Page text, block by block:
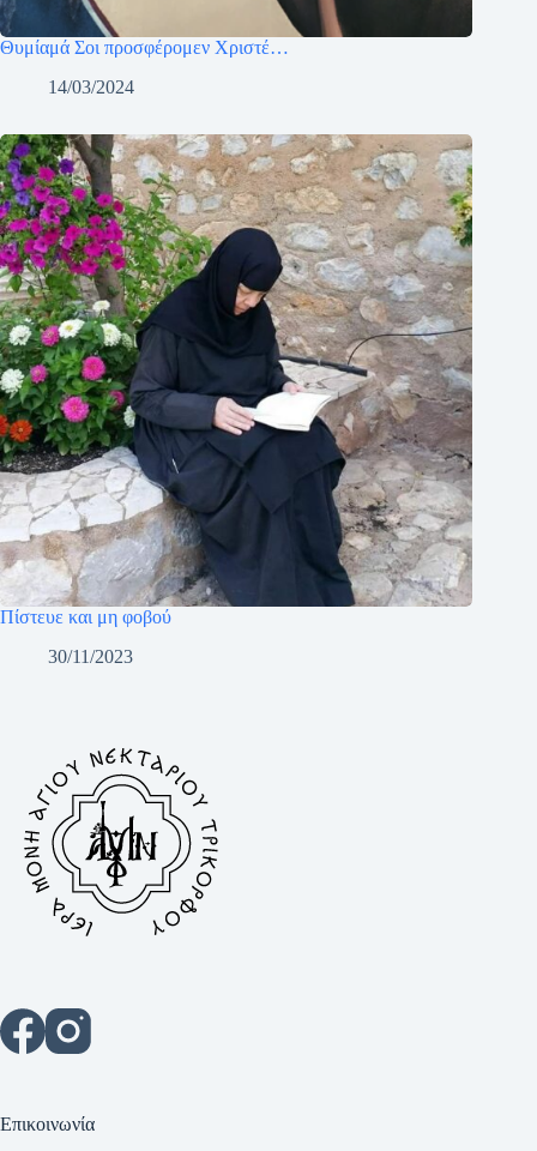
Θυμίαμά Σοι προσφέρομεν Χριστέ…
14/03/2024
Πίστευε και μη φοβού
30/11/2023
Επικοινωνία